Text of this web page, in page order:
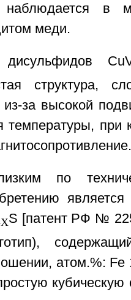
в
меди.
дисульфидов
структура,
из-за высокой
температуры, при
по
является
S [патент РФ №
атом.%: Fe
кубическую